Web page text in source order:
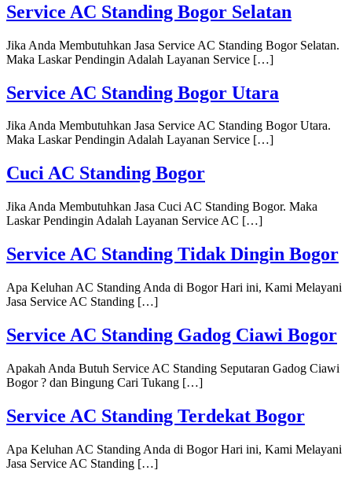
Service AC Standing Bogor Selatan
Jika Anda Membutuhkan Jasa Service AC Standing Bogor Selatan.
Maka Laskar Pendingin Adalah Layanan Service […]
Service AC Standing Bogor Utara
Jika Anda Membutuhkan Jasa Service AC Standing Bogor Utara.
Maka Laskar Pendingin Adalah Layanan Service […]
Cuci AC Standing Bogor
Jika Anda Membutuhkan Jasa Cuci AC Standing Bogor. Maka
Laskar Pendingin Adalah Layanan Service AC […]
Service AC Standing Tidak Dingin Bogor
Apa Keluhan AC Standing Anda di Bogor Hari ini, Kami Melayani
Jasa Service AC Standing […]
Service AC Standing Gadog Ciawi Bogor
Apakah Anda Butuh Service AC Standing Seputaran Gadog Ciawi
Bogor ? dan Bingung Cari Tukang […]
Service AC Standing Terdekat Bogor
Apa Keluhan AC Standing Anda di Bogor Hari ini, Kami Melayani
Jasa Service AC Standing […]